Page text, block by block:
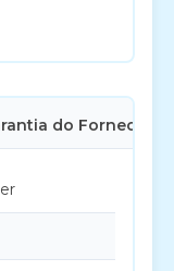
do Fornecedor